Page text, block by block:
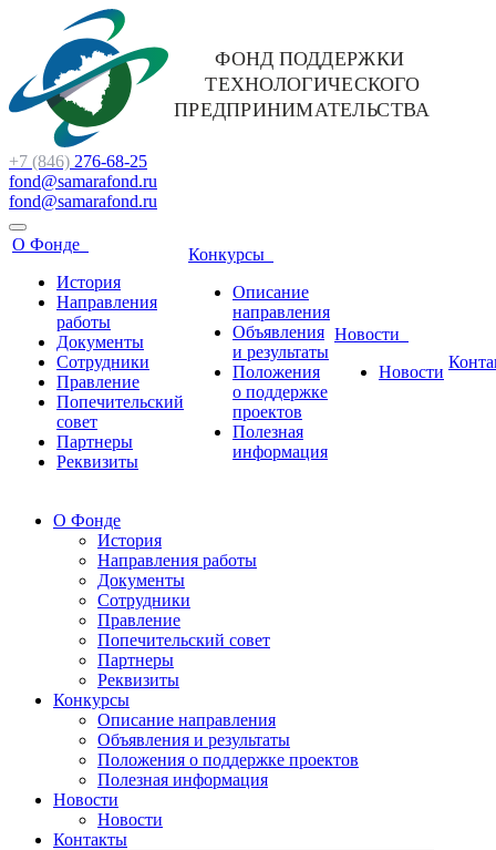
+7 (846) 276-68-25
fond@samarafond.ru
fond@samarafond.ru
О Фонде
История
Направления
работы
Документы
Сотрудники
Правление
Попечительский
совет
Партнеры
Реквизиты
Конкурсы
Описание
направления
Объявления
и результаты
Положения
о поддержке
проектов
Полезная
информация
Новости
Новости
О Фонде
История
Направления работы
Документы
Сотрудники
Правление
Попечительский совет
Партнеры
Реквизиты
Конкурсы
Описание направления
Объявления и результаты
Положения о поддержке проектов
Полезная информация
Новости
Новости
Контакты